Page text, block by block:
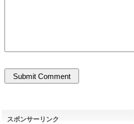
スポンサーリンク